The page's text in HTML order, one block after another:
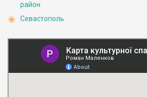
район
Севастополь